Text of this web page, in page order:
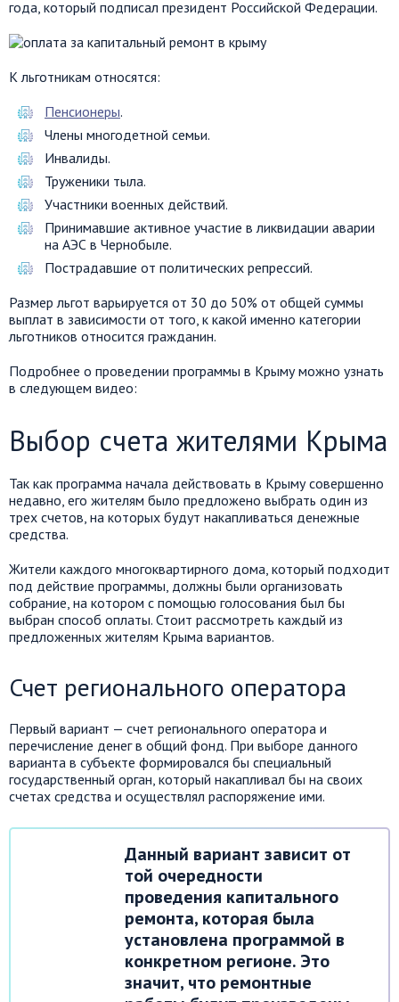
года, который подписал президент Российской Федерации.
К льготникам относятся:
Пенсионеры.
Члены многодетной семьи.
Инвалиды.
Труженики тыла.
Участники военных действий.
Принимавшие активное участие в ликвидации аварии
на АЭС в Чернобыле.
Пострадавшие от политических репрессий.
Размер льгот варьируется от 30 до 50% от общей суммы
выплат в зависимости от того, к какой именно категории
льготников относится гражданин.
Подробнее о проведении программы в Крыму можно узнать
в следующем видео:
Выбор счета жителями Крыма
Так как программа начала действовать в Крыму совершенно
недавно, его жителям было предложено выбрать один из
трех счетов, на которых будут накапливаться денежные
средства.
Жители каждого многоквартирного дома, который подходит
под действие программы, должны были организовать
собрание, на котором с помощью голосования был бы
выбран способ оплаты. Стоит рассмотреть каждый из
предложенных жителям Крыма вариантов.
Счет регионального оператора
Первый вариант — счет регионального оператора и
перечисление денег в общий фонд. При выборе данного
варианта в субъекте формировался бы специальный
государственный орган, который накапливал бы на своих
счетах средства и осуществлял распоряжение ими.
Данный вариант зависит от
той очередности
проведения капитального
ремонта, которая была
установлена программой в
конкретном регионе. Это
значит, что ремонтные